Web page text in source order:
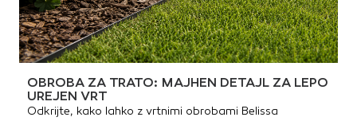
OBROBA ZA TRATO: MAJHEN DETAJL ZA LEPO
UREJEN VRT
Odkrijte, kako lahko z vrtnimi obrobami Belissa